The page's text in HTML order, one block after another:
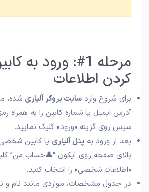
مرحله 1#: ورود به
کردن اطلاعات
برای شروع وارد سایت بروکر آلپاری شده،
آدرس ایمیل یا شماره کابین را به همراه
سپس روی گزینه «ورود» کلیک نمایید.
بعد از ورود به پنل آلپاری یا کابین
بالای صفحه روی آیکون “👤حساب من”
«اطلاعات شخصی» را انتخاب کنید.
در جدول مشخصات، مواردی مانند نام و